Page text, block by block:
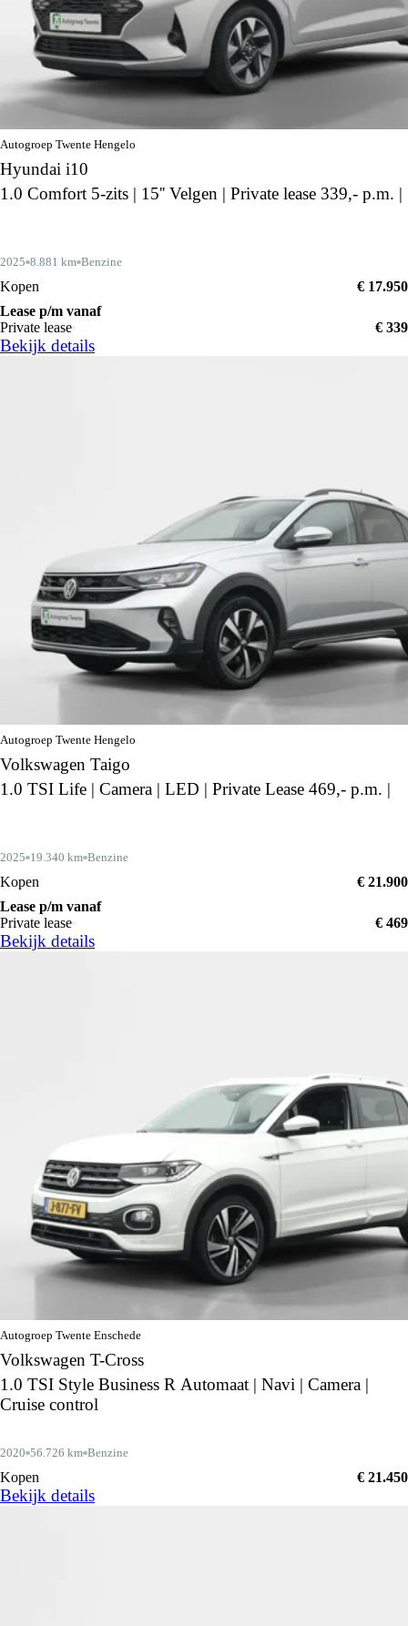
Autogroep Twente Hengelo
Hyundai i10
1.0 Comfort 5-zits | 15'' Velgen | Private lease 339,- p.m. |
2025 8.881 km Benzine
Kopen
€ 17.950
Lease p/m vanaf
Private lease
€ 339
Bekijk details
Autogroep Twente Hengelo
Volkswagen Taigo
1.0 TSI Life | Camera | LED | Private Lease 469,- p.m. |
2025 19.340 km Benzine
Kopen
€ 21.900
Lease p/m vanaf
Private lease
€ 469
Bekijk details
Autogroep Twente Enschede
Volkswagen T-Cross
1.0 TSI Style Business R Automaat | Navi | Camera |
Cruise control
2020 56.726 km Benzine
Kopen € 21.450
Bekijk details